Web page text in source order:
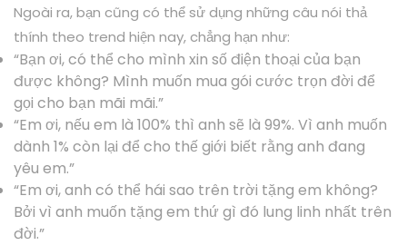
Ngoài ra, bạn cũng có thể sử dụng những câu nói thả
thính theo trend hiện nay, chẳng hạn như:
“Bạn ơi, có thể cho mình xin số điện thoại của bạn
được không? Mình muốn mua gói cước trọn đời để
gọi cho bạn mãi mãi.”
“Em ơi, nếu em là 100% thì anh sẽ là 99%. Vì anh muốn
dành 1% còn lại để cho thế giới biết rằng anh đang
yêu em.”
“Em ơi, anh có thể hái sao trên trời tặng em không?
Bởi vì anh muốn tặng em thứ gì đó lung linh nhất trên
đời.”